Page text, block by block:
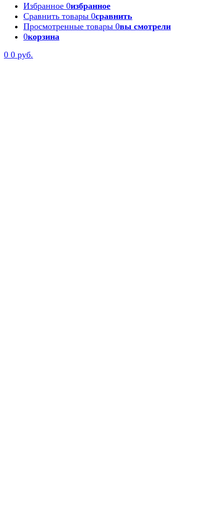
Избранное 0избранное
Сравнить товары 0сравнить
Просмотренные товары 0вы смотрели
0корзина
0 0 руб.